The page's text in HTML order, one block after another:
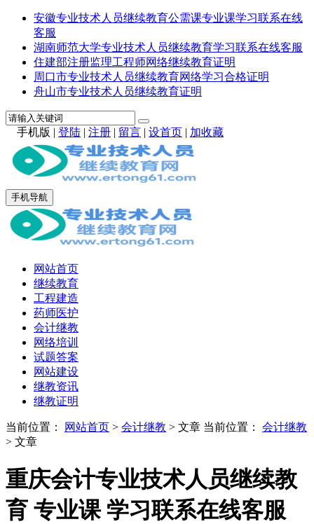
安徽专业技术人员继续教育公需课专业课学习联系在线
客服
湖南师范大学专业技术人员继续教育学习联系在线客服
住建部注册监理工程师网络继续教育证明
周口市专业技术人员继续教育网络学习合格证明
舟山市专业技术人员继续教育证明
手机版 | 登陆 | 注册 | 留言 | 设首页 | 加收藏
手机导航
网站首页
继续教育
工程建造
药师医护
会计继教
网络培训
试题答案
网站建设
继教资讯
继教证明
当前位置： 网站首页 > 会计继教 > 文章 当前位置： 会计继教
> 文章
重庆会计专业技术人员继续教
育 专业课 学习联系在线客服